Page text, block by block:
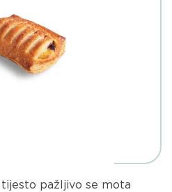
pažljivo se mota